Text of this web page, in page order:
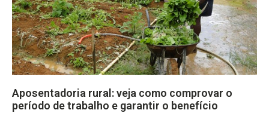
Aposentadoria rural: veja como comprovar o
período de trabalho e garantir o benefício